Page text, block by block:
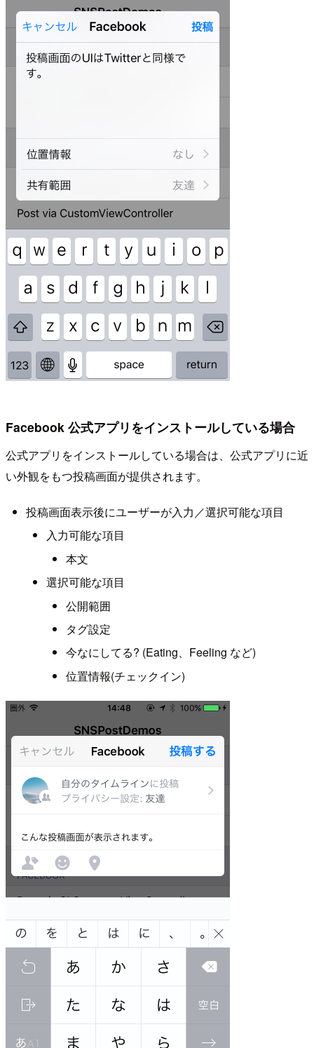
Facebook 公式アプリをインストールしている場合
公式アプリをインストールしている場合は、公式アプリに近
い外観をもつ投稿画面が提供されます。
投稿画面表示後にユーザーが入力／選択可能な項目
入力可能な項目
本文
選択可能な項目
公開範囲
タグ設定
今なにしてる? (Eating、Feeling など)
位置情報(チェックイン)